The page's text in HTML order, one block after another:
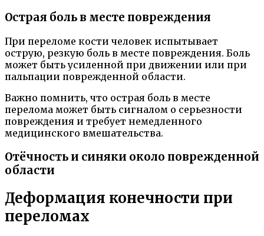
Острая боль в месте повреждения
При переломе кости человек испытывает
острую, резкую боль в месте повреждения. Боль
может быть усиленной при движении или при
пальпации поврежденной области.
Важно помнить, что острая боль в месте
перелома может быть сигналом о серьезности
повреждения и требует немедленного
медицинского вмешательства.
Отёчность и синяки около поврежденной
области
Деформация конечности при
переломах